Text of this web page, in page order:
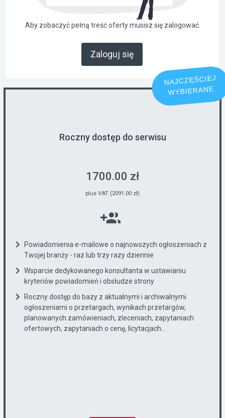
Aby zobaczyć pełną treść oferty musisz się zalogować.
Zaloguj się .
NAJCZĘŚCIEJ
WYBIERANE
Roczny dostęp do serwisu
1700.00 zł
plus VAT (2091.00 zł)
Powiadomienia e-mailowe o najnowszych ogłoszeniach z
Twojej branży - raz lub trzy razy dziennie
Wsparcie dedykowanego konsultanta w ustawianiu
kryteriów powiadomień i obsłudze strony
Roczny dostęp do bazy z aktualnymi i archiwalnymi
ogłoszeniami o przetargach, wynikach przetargów,
planowanych zamówieniach, zleceniach, zapytaniach
ofertowych, zapytaniach o cenę, licytacjach...